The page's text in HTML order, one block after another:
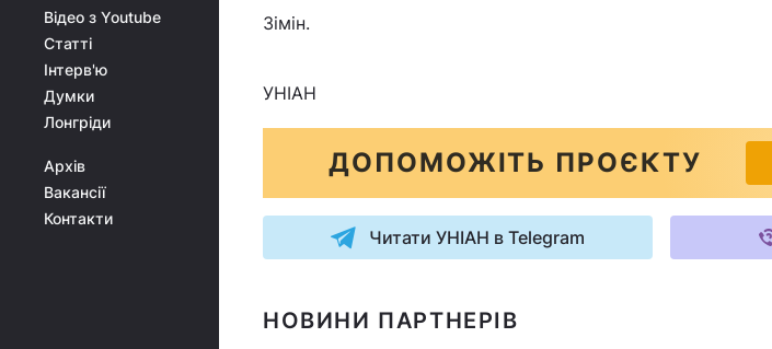
Відео з Youtube
Статті
Інтерв'ю
Думки
Лонгріди
Архів
Вакансії
Контакти
Зімін.
УНІАН
ДОПОМОЖІТЬ ПРОЄКТУ
Читати УНІАН в Telegram
НОВИНИ ПАРТНЕРІВ